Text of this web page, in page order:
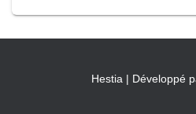
Hestia | Développé